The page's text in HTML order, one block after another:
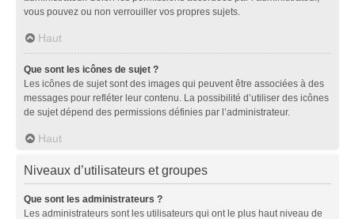
vous pouvez ou non verrouiller vos propres sujets.
Haut
Que sont les icônes de sujet ?
Les icônes de sujet sont des images qui peuvent être associées à des
messages pour refléter leur contenu. La possibilité d’utiliser des icônes
de sujet dépend des permissions définies par l’administrateur.
Haut
Niveaux d’utilisateurs et groupes
Que sont les administrateurs ?
Les administrateurs sont les utilisateurs qui ont le plus haut niveau de